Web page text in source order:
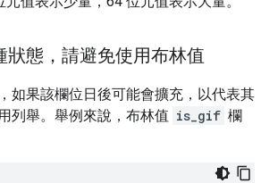
狀態，請避免使用布林值
如果該欄位日後可能會擴充，以代表其
列舉。舉例來說，布林值 is_gif 欄